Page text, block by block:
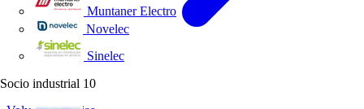
Muntaner Electro
Novelec
Sinelec
Socio industrial 10